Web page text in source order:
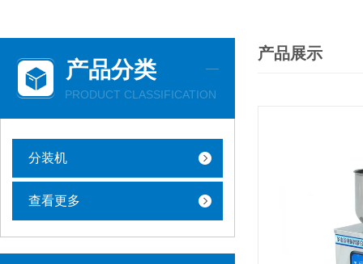
产品分类
PRODUCT CLASSIFICATION
分装机
查看更多
产品展示